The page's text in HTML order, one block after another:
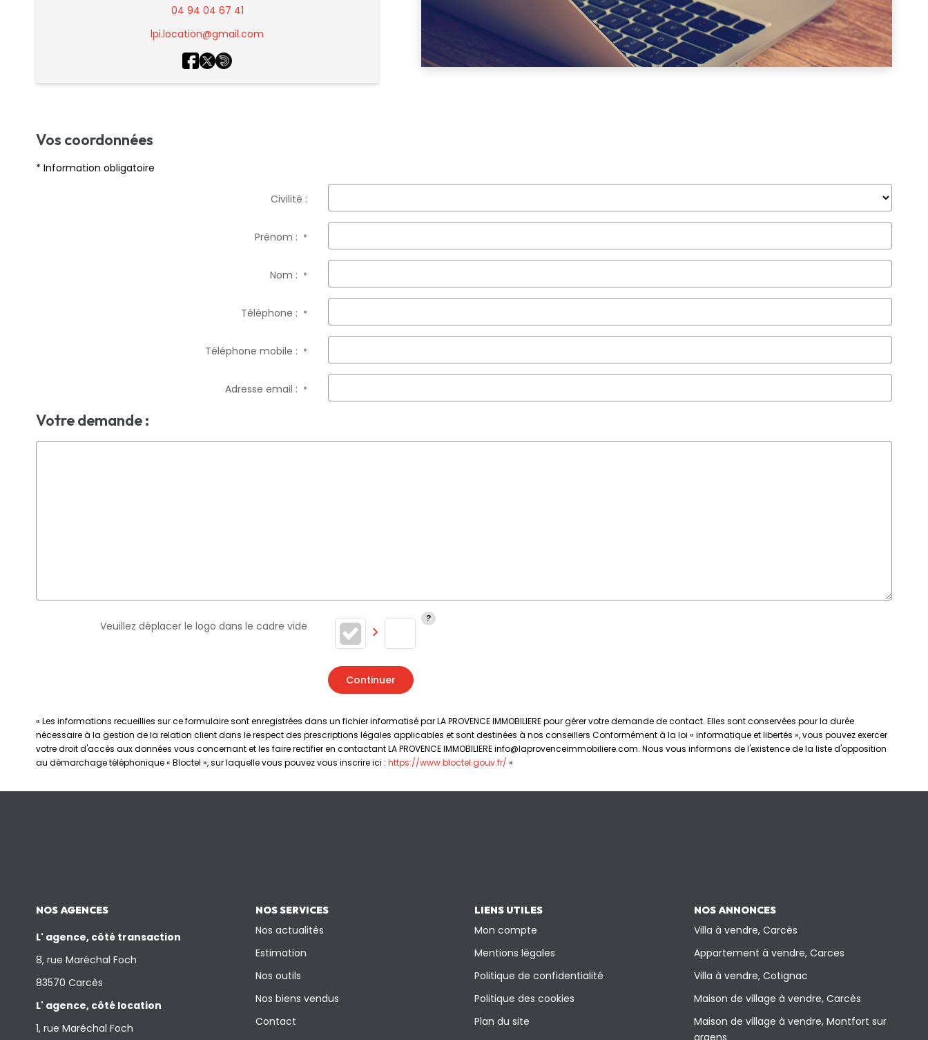
04 94 04 67 41
lpi.location@gmail.com
Vos coordonnées
* Information obligatoire
Civilité :
Prénom : *
Nom : *
Téléphone : *
Téléphone mobile : *
Adresse email : *
Votre demande :
Veuillez déplacer le logo dans le cadre vide
Continuer
« Les informations recueillies sur ce formulaire sont enregistrées dans un fichier informatisé par LA PROVENCE IMMOBILIERE pour gérer votre demande de contact. Elles sont conservées pour la durée
nécessaire à la gestion de la relation client dans le respect des prescriptions légales applicables et sont destinées à nos conseillers Conformément à la loi « informatique et libertés », vous pouvez exercer
votre droit d'accès aux données vous concernant et les faire rectifier en contactant LA PROVENCE IMMOBILIERE info@laprovenceimmobiliere.com. Nous vous informons de l'existence de la liste d'opposition
au démarchage téléphonique « Bloctel », sur laquelle vous pouvez vous inscrire ici : https://www.bloctel.gouv.fr/ »
NOS AGENCES
L' agence, côté transaction
8, rue Maréchal Foch
83570 Carcès
L' agence, côté location
1, rue Maréchal Foch
NOS SERVICES
Nos actualités
Estimation
Nos outils
Nos biens vendus
Contact
LIENS UTILES
Mon compte
Mentions légales
Politique de confidentialité
Politique des cookies
Plan du site
NOS ANNONCES
Villa à vendre, Carcès
Appartement à vendre, Carces
Villa à vendre, Cotignac
Maison de village à vendre, Carcès
Maison de village à vendre, Montfort sur